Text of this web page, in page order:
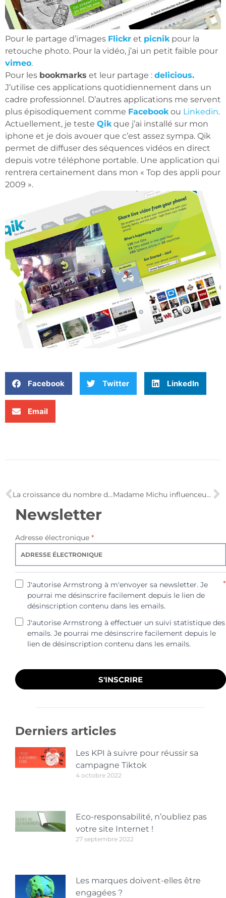
Pour le partage d’images Flickr et picnikpour la
retouche photo. Pour la vidéo, j’ai un petit faible pour
vimeo.
Pour les bookmarks et leur partage : delicious.
J’utilise ces applications quotidiennement dans un
cadre professionnel. D’autres applications me servent
plus épisodiquement comme Facebookou Linkedin.
Actuellement, je teste Qikque j’ai installé sur mon
iphone et je dois avouer que c’est assez sympa. Qik
permet de diffuser des séquences vidéos en direct
depuis votre téléphone portable. Une application qui
rentrera certainement dans mon « Top des appli pour
2009 ».
Facebook Twitter LinkedIn
Email
La croissance du nombre d’internautes s’accélère, la publicité en ligne ne connaît pas la crise Madame Michu influenceuse & choc technologique chez les jeunes
Newsletter
Adresse électronique *
J'autorise Armstrong à m'envoyer sa newsletter. Je
pourrai me désinscrire facilement depuis le lien de
désinscription contenu dans les emails.
*
J'autorise Armstrong à effectuer un suivi statistique des
emails. Je pourrai me désinscrire facilement depuis le
lien de désinscription contenu dans les emails.
S'INSCRIRE
Derniers articles
Les KPI à suivre pour réussir sa
campagne Tiktok
4 octobre 2022
Eco-responsabilité, n’oubliez pas
votre site Internet !
27 septembre 2022
Les marques doivent-elles être
engagées ?